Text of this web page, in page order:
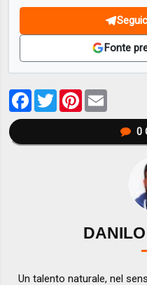
Fonte
Facebook
TwitterPinterest
0
Un talento naturale, nel